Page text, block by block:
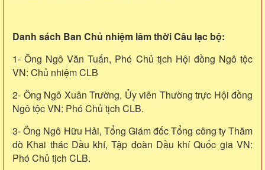
Danh sách Ban Chủ nhiệm lâm thời Câu lạc bộ:
1- Ông Ngô Văn Tuấn, Phó Chủ tịch Hội đồng Ngô tộc
VN: Chủ nhiệm CLB
2- Ông Ngô Xuân Trường, Ủy viên Thường trực Hội đồng
Ngô tộc VN: Phó Chủ tịch CLB.
3- Ông Ngô Hữu Hải, Tổng Giám đốc Tổng công ty Thăm
dò Khai thác Dầu khí, Tập đoàn Dầu khí Quốc gia VN:
Phó Chủ tịch CLB.